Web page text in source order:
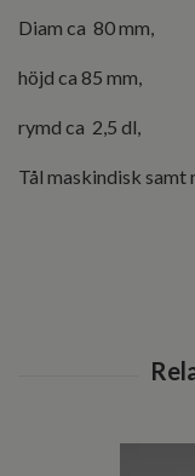
Diam ca 80 mm,
höjd ca 85 mm,
rymd ca 2,5 dl,
Tål maskindisk samt